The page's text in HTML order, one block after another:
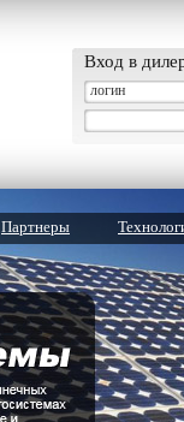
Вход в
Партнеры